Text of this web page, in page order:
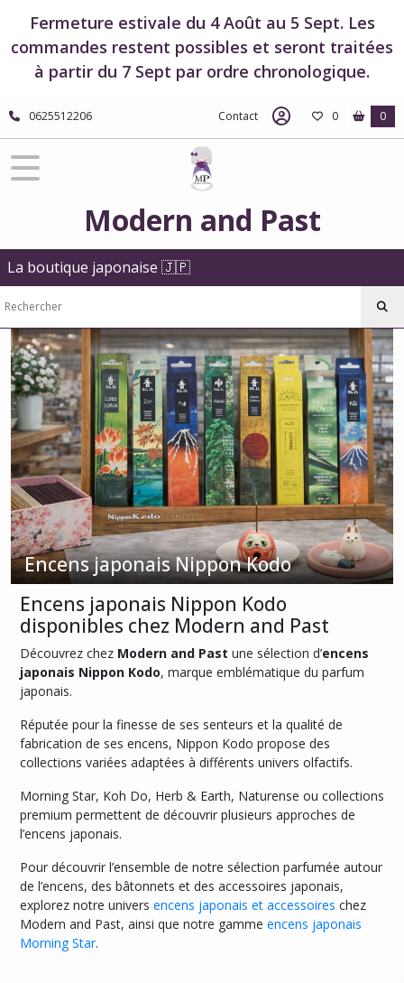
Fermeture estivale du 4 Août au 5 Sept. Les
commandes restent possibles et seront traitées
à partir du 7 Sept par ordre chronologique.
0625512206 Contact 0 0
Modern and Past
La boutique japonaise 🇯🇵
Encens japonais Nippon Kodo
Encens japonais Nippon Kodo
disponibles chez Modern and Past
Découvrez chez Modern and Past une sélection d’encens
japonais Nippon Kodo, marque emblématique du parfum
japonais.
Réputée pour la finesse de ses senteurs et la qualité de
fabrication de ses encens, Nippon Kodo propose des
collections variées adaptées à différents univers olfactifs.
Morning Star, Koh Do, Herb & Earth, Naturense ou collections
premium permettent de découvrir plusieurs approches de
l’encens japonais.
Pour découvrir l’ensemble de notre sélection parfumée autour
de l’encens, des bâtonnets et des accessoires japonais,
explorez notre univers encens japonais et accessoires chez
Modern and Past, ainsi que notre gamme encens japonais
Morning Star.
Fermer
FILTRES
Tous
Encens
japonais
Nippon
Kodo
Encens
Japonais
Morning
Star
-
Nippon
Kodo
(1)
Encens
Japonais
Qualité
Exceptionnelle
-
Kodo
(1)
Encens
japonais
&
Earth
-
Kodo
(3)
Encens
Naturense
-
Nippon
Kodo